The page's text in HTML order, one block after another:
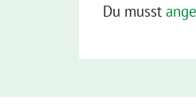
Du musst